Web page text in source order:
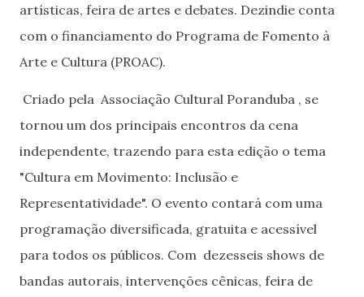
artísticas, feira de artes e debates. Dezindie conta
com o financiamento do Programa de Fomento à
Arte e Cultura (PROAC).
Criado pela Associação Cultural Poranduba , se
tornou um dos principais encontros da cena
independente, trazendo para esta edição o tema
"Cultura em Movimento: Inclusão e
Representatividade". O evento contará com uma
programação diversificada, gratuita e acessível
para todos os públicos. Com dezesseis shows de
bandas autorais, intervenções cênicas, feira de